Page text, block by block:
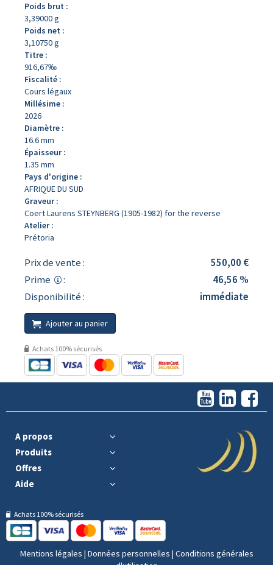
Poids brut :
3,39000 g
Poids net :
3,10750 g
Titre :
916,67‰
Fiscalité :
Cours légaux
Millésime :
2026
Diamètre :
16.6 mm
Épaisseur :
1.35 mm
Pays d'origine :
AFRIQUE DU SUD
Graveur :
Coert Laurens STEYNBERG (1905-1982) for the reverse
Atelier :
Prétoria
Prix de vente :
550,00 €
Prime
:
46,56 %
Disponibilité :
immédiate
Ajouter au panier
Achats 100% sécurisés
A propos
Produits
Offres
Aide
Achats 100% sécurisés
Mentions légales | Données personnelles | Conditions générales